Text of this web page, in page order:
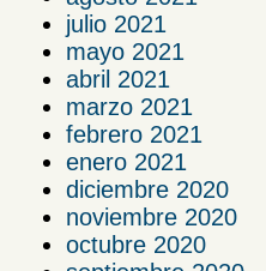
julio 2021
mayo 2021
abril 2021
marzo 2021
febrero 2021
enero 2021
diciembre 2020
noviembre 2020
octubre 2020